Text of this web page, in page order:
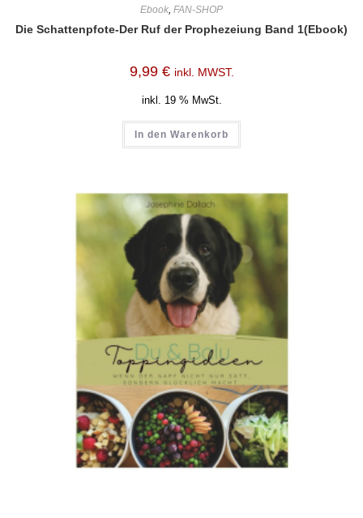
Ebook FAN-SHOP
Die Schattenpfote-Der Ruf der Prophezeiung Band 1(Ebook)
9,99 € inkl. MWST.
inkl. 19 % MwSt.
In den Warenkorb